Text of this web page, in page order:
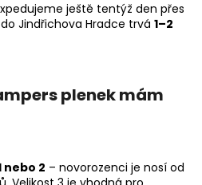
ještě tentýž den přes
Jindřichova Hradce trvá 1–2
plenek mám
nebo 2 – novorozenci je nosí od